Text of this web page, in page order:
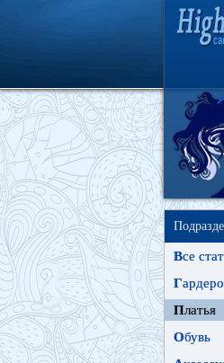
Все
Г
Платья
Обувь